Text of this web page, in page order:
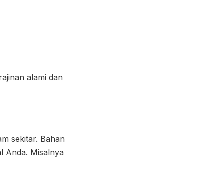
alami dan
sekitar. Bahan
Anda. Misalnya